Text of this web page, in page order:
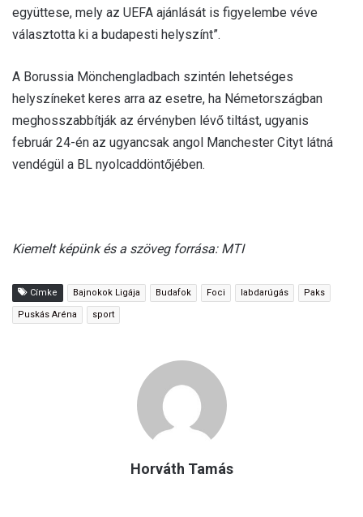
együttese, mely az UEFA ajánlását is figyelembe véve
választotta ki a budapesti helyszínt”.
A Borussia Mönchengladbach szintén lehetséges
helyszíneket keres arra az esetre, ha Németországban
meghosszabbítják az érvényben lévő tiltást, ugyanis
február 24-én az ugyancsak angol Manchester Cityt látná
vendégül a BL nyolcaddöntőjében.
Kiemelt képünk és a szöveg forrása: MTI
Címke Bajnokok Ligája Budafok Foci labdarúgás Paks
Puskás Aréna sport
Horváth Tamás